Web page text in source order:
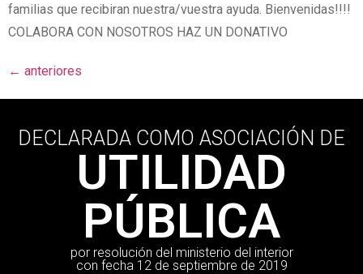
familias que recibiran nuestra/vuestra ayuda. Bienvenidas!!!!
COLABORA CON NOSOTROS HAZ UN DONATIVO
← anteriores
DECLARADA COMO ASOCIACIÓN DE
UTILIDAD
PÚBLICA
por resolución del ministerio del interior
con fecha 12 de septiembre de 2019